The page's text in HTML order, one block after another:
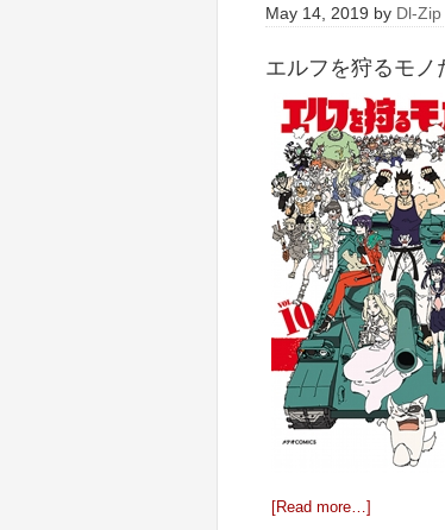
May 14, 2019 by Dl-Zip
エルフを狩るモノ
[Read more…]